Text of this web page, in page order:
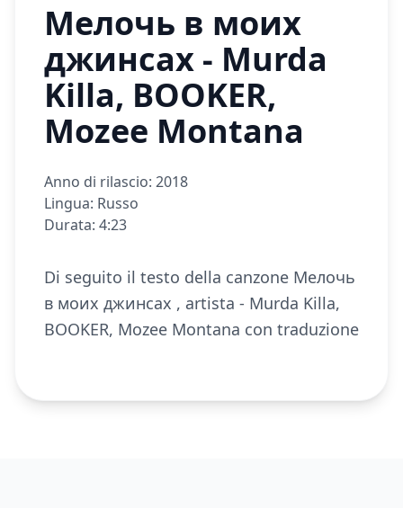
Мелочь в моих
джинсах - Murda
Killa, BOOKER,
Mozee Montana
Anno di rilascio: 2018
Lingua: Russo
Durata: 4:23
Di seguito il testo della canzone Мелочь
в моих джинсах , artista - Murda Killa,
BOOKER, Mozee Montana con traduzione